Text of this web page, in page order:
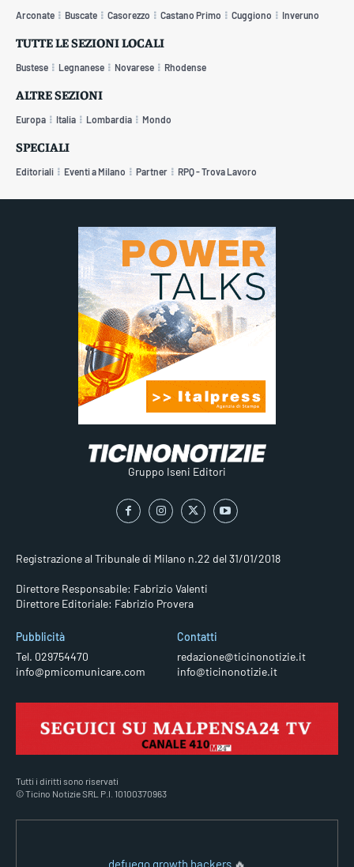
Arconate Buscate Casorezzo Castano Primo Cuggiono Inveruno
TUTTE LE SEZIONI LOCALI
Bustese Legnanese Novarese Rhodense
ALTRE SEZIONI
Europa Italia Lombardia Mondo
SPECIALI
Editoriali Eventi a Milano Partner RPQ - Trova Lavoro
Gruppo Iseni Editori
Registrazione al Tribunale di Milano n.22 del 31/01/2018
Direttore Responsabile: Fabrizio Valenti
Direttore Editoriale: Fabrizio Provera
Pubblicità
Tel. 029754470
info@pmicomunicare.com
Contatti
redazione@ticinonotizie.it
info@ticinonotizie.it
Tutti i diritti sono riservati
© Ticino Notizie SRL P.I. 10100370963
defuego growth hackers 🔥